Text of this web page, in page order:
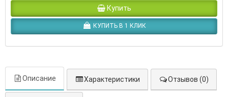
Купить
КУПИТЬ В 1 КЛИК
Описание Характеристики Отзывов (0)